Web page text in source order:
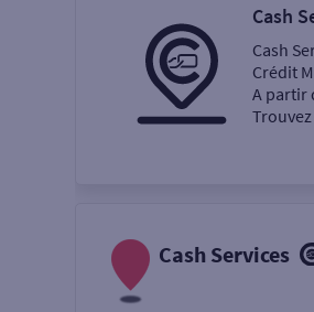
Ma
Cash
Cash
Crédit
A partir
Cash Services